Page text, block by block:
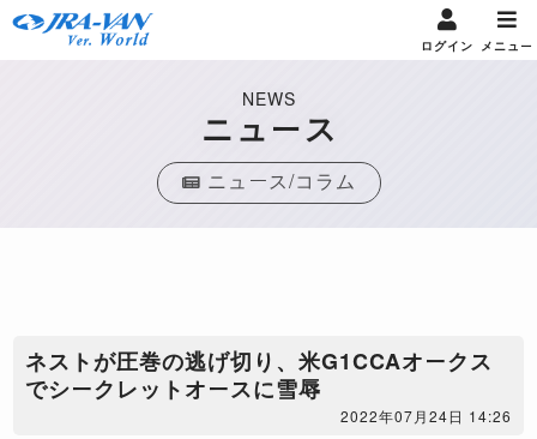
ログイン メニュー
NEWS
ニュース
ニュース/コラム
ネストが圧巻の逃げ切り、米G1CCAオークス
でシークレットオースに雪辱
2022年07月24日 14:26